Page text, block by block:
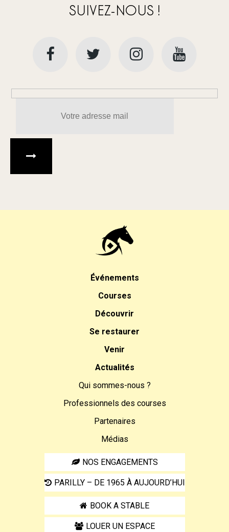
SUIVEZ-NOUS !
Événements
Courses
Découvrir
Se restaurer
Venir
Actualités
Qui sommes-nous ?
Professionnels des courses
Partenaires
Médias
NOS ENGAGEMENTS
PARILLY – DE 1965 À AUJOURD’HUI
BOOK A STABLE
LOUER UN ESPACE